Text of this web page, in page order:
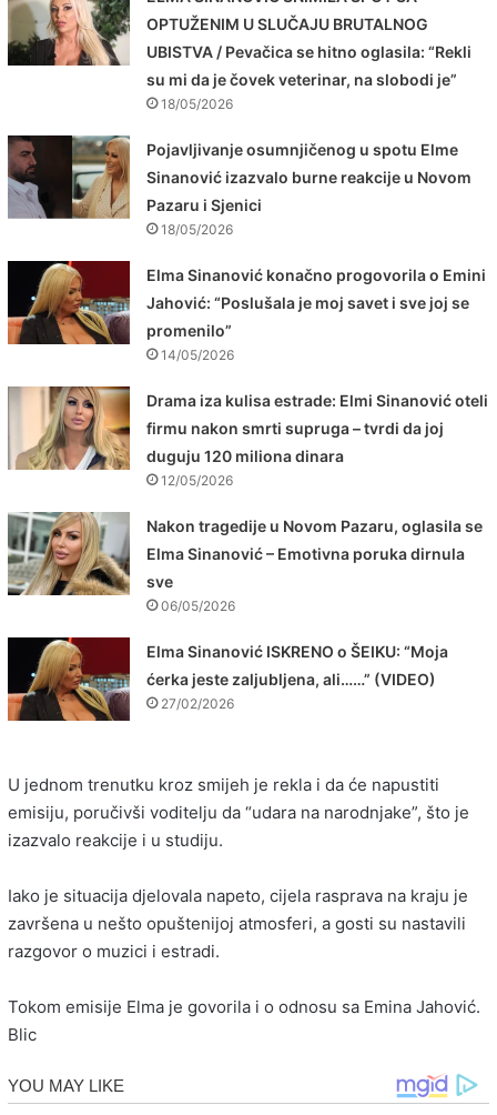
OPTUŽENIM U SLUČAJU BRUTALNOG
UBISTVA / Pevačica se hitno oglasila: “Rekli
su mi da je čovek veterinar, na slobodi je”
18/05/2026
Pojavljivanje osumnjičenog u spotu Elme
Sinanović izazvalo burne reakcije u Novom
Pazaru i Sjenici
18/05/2026
Elma Sinanović konačno progovorila o Emini
Jahović: “Poslušala je moj savet i sve joj se
promenilo”
14/05/2026
Drama iza kulisa estrade: Elmi Sinanović oteli
firmu nakon smrti supruga – tvrdi da joj
duguju 120 miliona dinara
12/05/2026
Nakon tragedije u Novom Pazaru, oglasila se
Elma Sinanović – Emotivna poruka dirnula
sve
06/05/2026
Elma Sinanović ISKRENO o ŠEIKU: “Moja
ćerka jeste zaljubljena, ali……” (VIDEO)
27/02/2026
U jednom trenutku kroz smijeh je rekla i da će napustiti
emisiju, poručivši voditelju da “udara na narodnjake”, što je
izazvalo reakcije i u studiju.
Iako je situacija djelovala napeto, cijela rasprava na kraju je
završena u nešto opuštenijoj atmosferi, a gosti su nastavili
razgovor o muzici i estradi.
Tokom emisije Elma je govorila i o odnosu sa Emina Jahović.
Blic